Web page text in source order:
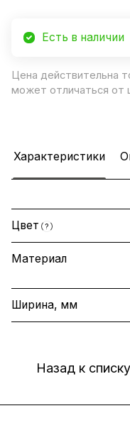
Есть в наличии
Цена действительна
может отличаться от
Характеристики
Цвет ?
Материал
Ширина, мм
Назад к списку